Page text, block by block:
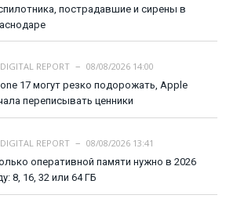
пострадавшие и сирены в
DIGITAL REPORT
08/08/2026 14:00
17 могут резко подорожать, Apple
переписывать ценники
DIGITAL REPORT
08/08/2026 13:41
оперативной памяти нужно в 2026
8, 16, 32 или 64 ГБ